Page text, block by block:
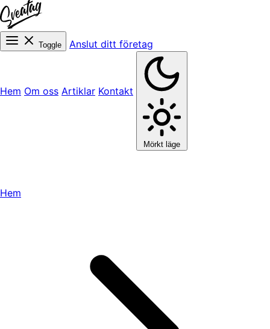
Toggle Anslut ditt företag
Hem Om oss Artiklar Kontakt
Mörkt läge
Hem